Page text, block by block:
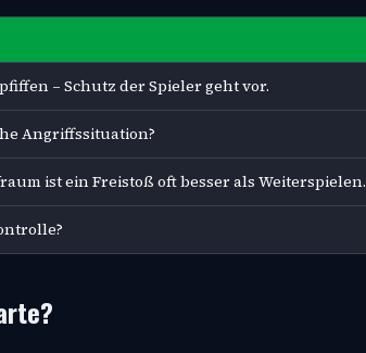
– Schutz der Spieler geht vor.
Angriffssituation?
ist ein Freistoß oft besser als Weiterspielen.